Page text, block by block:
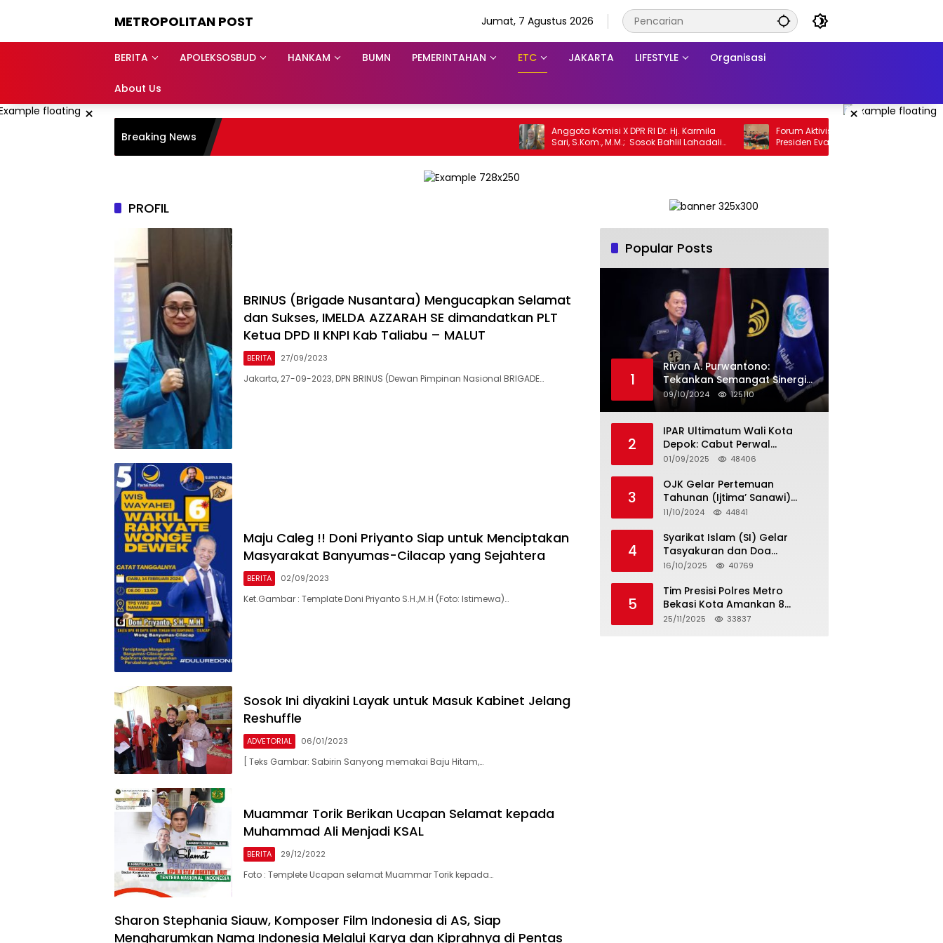
METROPOLITAN POST Jumat, 7 Agustus 2026
BERITA APOLEKSOSBUD HANKAM BUMN PEMERINTAHAN ETC JAKARTA LIFESTYLE Organisasi
About Us
× ×
Breaking News
Anggota Komisi X DPR RI Dr. Hj. Karmila
Sari, S.Kom., M.M.; Sosok Bahlil Lahadalia
bisa Menjadi Sumber Inspirasi bagi
sama Memberikan Kontribusi bagi
Forum Aktivis Pemerhati PMI Desak
Presiden Evaluasi Kinerja Menteri KP2MI,
Dinilai Hambat Penempatan Prosedural
PROFIL
BRINUS (Brigade Nusantara) Mengucapkan Selamat
dan Sukses, IMELDA AZZARAH SE dimandatkan PLT
Ketua DPD II KNPI Kab Taliabu – MALUT
BERITA 27/09/2023
Jakarta, 27-09-2023, DPN BRINUS (Dewan Pimpinan Nasional BRIGADE…
Maju Caleg !! Doni Priyanto Siap untuk Menciptakan
Masyarakat Banyumas-Cilacap yang Sejahtera
BERITA 02/09/2023
Ket.Gambar : Template Doni Priyanto S.H.,M.H (Foto: Istimewa)…
Sosok Ini diyakini Layak untuk Masuk Kabinet Jelang
Reshuffle
ADVETORIAL 06/01/2023
[ Teks Gambar: Sabirin Sanyong memakai Baju Hitam,…
Muammar Torik Berikan Ucapan Selamat kepada
Muhammad Ali Menjadi KSAL
BERITA 29/12/2022
Foto : Templete Ucapan selamat Muammar Torik kepada…
Sharon Stephania Siauw, Komposer Film Indonesia di AS, Siap
Mengharumkan Nama Indonesia Melalui Karya dan Kiprahnya di Pentas
Popular Posts
1
Rivan A. Purwantono:
Tekankan Semangat Sinergi
dan Kolaborasi dalam
Rakernas Serikat Pekerja Jasa
09/10/2024 125110
2
IPAR Ultimatum Wali Kota
Depok: Cabut Perwal
Tunjangan DPRD Rp40 Juta
Aksi Rakyat
01/09/2025 48406
3
OJK Gelar Pertemuan
Tahunan (Ijtima’ Sanawi)
Dewan Pengawas Syariah
11/10/2024 44841
4
Syarikat Islam (SI) Gelar
Tasyakuran dan Doa
Bersama Organisasi
16/10/2025 40769
5
Tim Presisi Polres Metro
Bekasi Kota Amankan 8
Remaja Diduga Hendak
25/11/2025 33837